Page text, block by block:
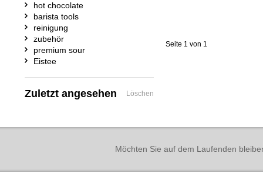
Seite 1 von 1
hot chocolate
barista tools
reinigung
zubehör
premium sour
Eistee
Zuletzt angesehen Löschen
Möchten Sie auf dem Laufenden